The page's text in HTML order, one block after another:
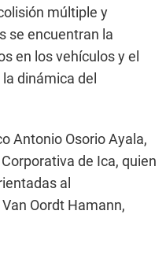
múltiple y
se encuentran la
en los vehículos y el
dinámica del
Antonio Osorio Ayala,
de Ica, quien
al
Oordt Hamann,